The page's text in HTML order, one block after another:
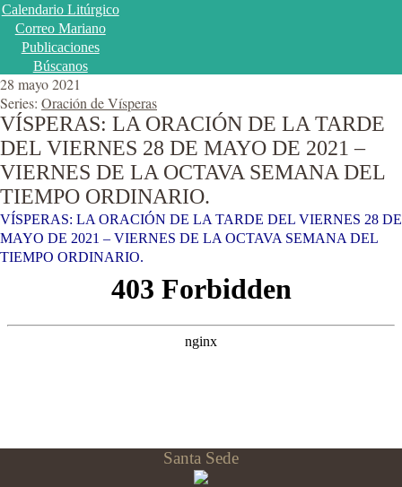
Calendario Litúrgico
Correo Mariano
Publicaciones
Búscanos
28 mayo 2021
Series: Oración de Vísperas
VÍSPERAS: LA ORACIÓN DE LA TARDE
DEL VIERNES 28 DE MAYO DE 2021 –
VIERNES DE LA OCTAVA SEMANA DEL
TIEMPO ORDINARIO.
VÍSPERAS: LA ORACIÓN DE LA TARDE DEL VIERNES 28 DE
MAYO DE 2021 – VIERNES DE LA OCTAVA SEMANA DEL
TIEMPO ORDINARIO.
Santa Sede